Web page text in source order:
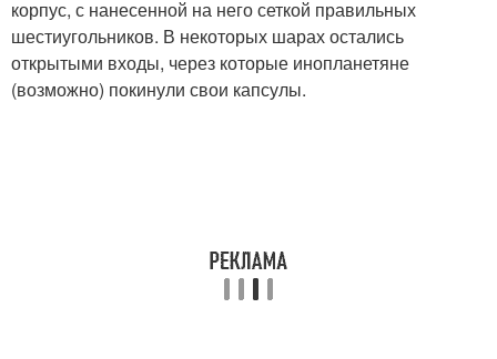
корпус, с нанесенной на него сеткой правильных
шестиугольников. В некоторых шарах остались
открытыми входы, через которые инопланетяне
(возможно) покинули свои капсулы.